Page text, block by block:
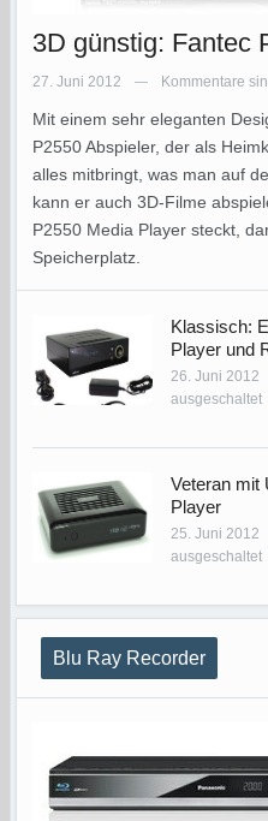
3D günstig: Fantec
27. Juni 2012 — Kommentare
Mit einem sehr eleganten
P2550 Abspieler, der als
alles mitbringt, was man auf
kann er auch 3D-Filme
P2550 Media Player steckt,
Speicherplatz.
Klassisch:
Player und
26. Juni 2012
ausgeschaltet
Veteran mit
Player
25. Juni 2012
ausgeschaltet
Blu Ray Recorder